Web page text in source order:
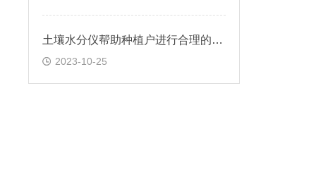
土壤水分仪帮助种植户进行合理的灌溉
2023-10-25